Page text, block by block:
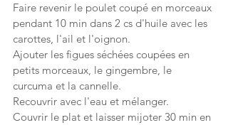
Faire revenir le poulet coupé en morceaux
pendant 10 min dans 2 cs d'huile avec les
carottes, l'ail et l'oignon.
Ajouter les figues séchées coupées en
petits morceaux, le gingembre, le
curcuma et la cannelle.
Recouvrir avec l'eau et mélanger.
Couvrir le plat et laisser mijoter 30 min en